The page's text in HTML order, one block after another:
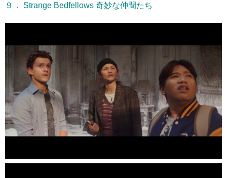
９． Strange Bedfellows 奇妙な仲間たち